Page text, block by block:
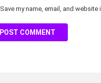
Save my name, email, and